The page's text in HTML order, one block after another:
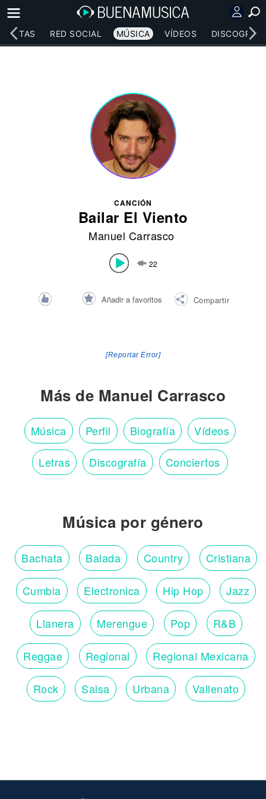
RED SOCIAL MÚSICA VÍDEOS
CANCIÓN
Bailar El Viento
Manuel Carrasco
22
Añadir a favoritos Compartir
[Reportar Error]
Más de Manuel Carrasco
Música Perfil Biografía Vídeos
Letras Discografía Conciertos
Música por género
Bachata Balada Country Cristiana
Cumbia Electronica Hip Hop Jazz
Llanera Merengue Pop R&B
Reggae Regional Regional Mexicana
Rock Salsa Urbana Vallenato